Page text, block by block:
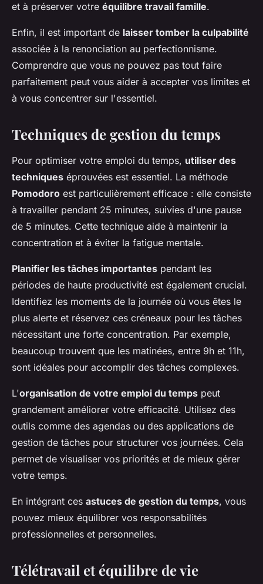
et à préserver votre équilibre travail famille.
Enfin, il est important de laisser tomber la culpabilité
associée à la renonciation au perfectionnisme.
Comprendre que vous ne pouvez pas tout faire
parfaitement peut vous aider à accepter vos limites et
à vous concentrer sur l'essentiel.
Techniques de gestion du temps
Pour optimiser votre emploi du temps, utiliser des
techniques éprouvées est essentiel. La méthode
Pomodoro est particulièrement efficace : elle consiste
à travailler pendant 25 minutes, suivies d'une pause
de 5 minutes. Cette technique aide à maintenir la
concentration et à éviter la fatigue mentale.
Planifier les tâches importantes pendant les
périodes de haute productivité est également crucial.
Identifiez les moments de la journée où vous êtes le
plus alerte et réservez ces créneaux pour les tâches
nécessitant une forte concentration. Par exemple,
beaucoup trouvent que les matinées, entre 9h et 11h,
sont idéales pour accomplir des tâches complexes.
L'organisation de votre emploi du temps peut
grandement améliorer votre efficacité. Utilisez des
outils comme des agendas ou des applications de
gestion de tâches pour structurer vos journées. Cela
permet de visualiser vos priorités et de mieux gérer
votre temps.
En intégrant ces astuces de gestion du temps, vous
pouvez mieux équilibrer vos responsabilités
professionnelles et personnelles.
Télétravail et équilibre de vie